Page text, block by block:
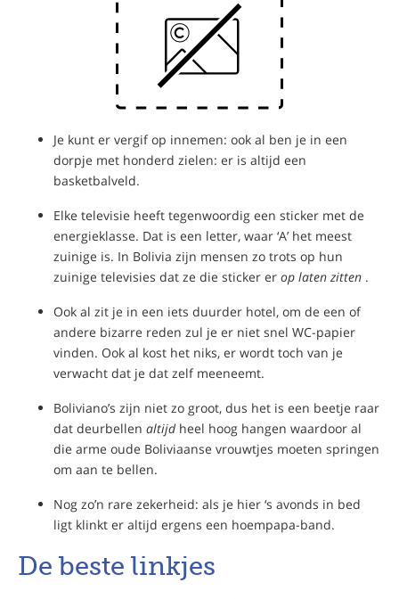
Je kunt er vergif op innemen: ook al ben je in een
dorpje met honderd zielen: er is altijd een
basketbalveld.
Elke televisie heeft tegenwoordig een sticker met de
energieklasse. Dat is een letter, waar ‘A’ het meest
zuinige is. In Bolivia zijn mensen zo trots op hun
zuinige televisies dat ze die sticker er op laten zitten .
Ook al zit je in een iets duurder hotel, om de een of
andere bizarre reden zul je er niet snel WC-papier
vinden. Ook al kost het niks, er wordt toch van je
verwacht dat je dat zelf meeneemt.
Boliviano’s zijn niet zo groot, dus het is een beetje raar
dat deurbellen altijd heel hoog hangen waardoor al
die arme oude Boliviaanse vrouwtjes moeten springen
om aan te bellen.
Nog zo’n rare zekerheid: als je hier ‘s avonds in bed
ligt klinkt er altijd ergens een hoempapa-band.
De beste linkjes